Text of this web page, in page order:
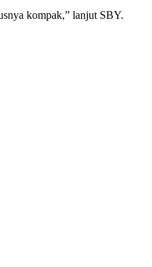
kompak,” lanjut SBY.